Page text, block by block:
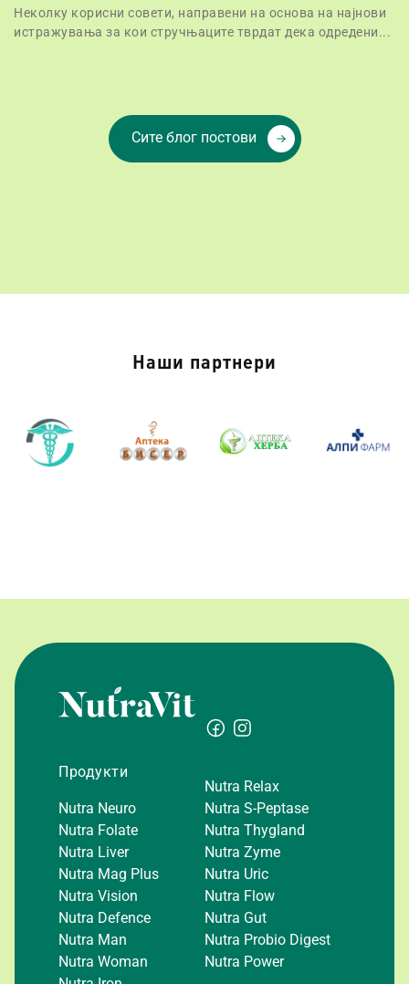
Неколку корисни совети, направени на основа на најнови
истражувања за кои стручњаците тврдат дека одредени...
Сите блог постови
Наши партнери
Продукти
Nutra Neuro
Nutra Folate
Nutra Liver
Nutra Mag Plus
Nutra Vision
Nutra Defence
Nutra Man
Nutra Woman
Nutra Relax
Nutra S-Peptase
Nutra Thygland
Nutra Zyme
Nutra Uric
Nutra Flow
Nutra Gut
Nutra Probio Digest
Nutra Power